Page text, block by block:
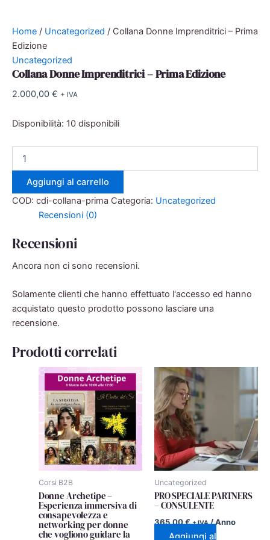
Home / Uncategorized / Collana Donne Imprenditrici – Prima
Edizione
Uncategorized
Collana Donne Imprenditrici – Prima Edizione
2.000,00 € + IVA
Disponibilità: 10 disponibili
Donne
Prima
Edizione
Aggiungi al carrello
COD: cdi-collana-prima Categoria: Uncategorized
Recensioni (0)
Recensioni
Ancora non ci sono recensioni.
Solamente clienti che hanno effettuato l'accesso ed hanno
acquistato questo prodotto possono lasciare una
recensione.
Prodotti correlati
Corsi B2B
Donne Archetipe –
Esperienza immersiva di
consapevolezza e
networking per donne
che vogliono guidare la
Uncategorized
PRO SPECIALE PARTNERS
– CONSULENTE
365,00€ + IVA/ Anno
Aggiungi al